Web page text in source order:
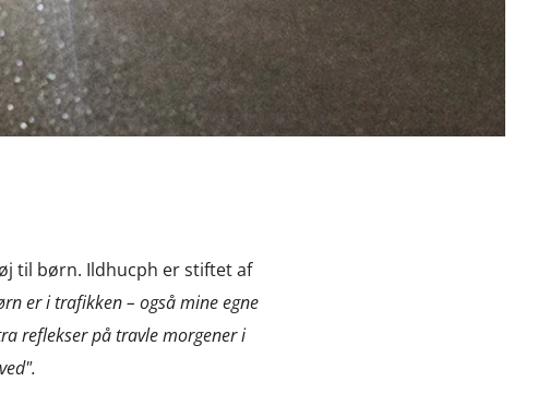
til børn. Ildhucph er stiftet af
er i trafikken – også mine egne
reflekser på travle morgener i